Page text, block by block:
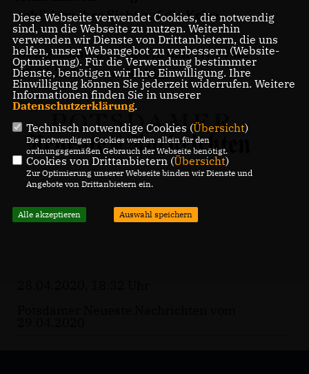
schildern ihre Sicht auf die Krise.
Den gesamten Artikel in den PNN vom
29.04.2020 lesen Siehier.
Diese Webseite verwendet Cookies, die notwendig
sind, um die Webseite zu nutzen. Weiterhin
verwenden wir Dienste von Drittanbietern, die uns
helfen, unser Webangebot zu verbessern (Website-
Optmierung). Für die Verwendung bestimmter
Dienste, benötigen wir Ihre Einwilligung. Ihre
Einwilligung können Sie jederzeit widerrufen. Weitere
Informationen finden Sie in unserer
Datenschutzerklärung.
Technisch notwendige Cookies (Übersicht)
Die notwendigen Cookies werden allein für den
ordnungsgemäßen Gebrauch der Webseite benötigt.
Cookies von Drittanbietern (Übersicht)
Zur Optimierung unserer Webseite binden wir Dienste und
Angebote von Drittanbietern ein.
Alle akzeptieren Auswahl speichern